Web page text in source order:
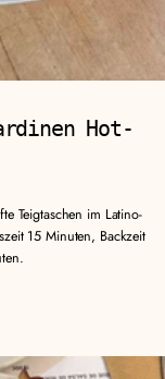
Hot-
Teigtaschen im Latino-
15 Minuten, Backzeit